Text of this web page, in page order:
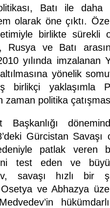
Batı ile
olarak öne çıktı.
birlikte sürekli
Rusya ve Batı
yılında imzalanan
yönelik
yaklaşımla
politika
Başkanlığı
Gürcistan
patlak veren
test eden ve
savaşı hızlı bir
Osetya ve Abhazya